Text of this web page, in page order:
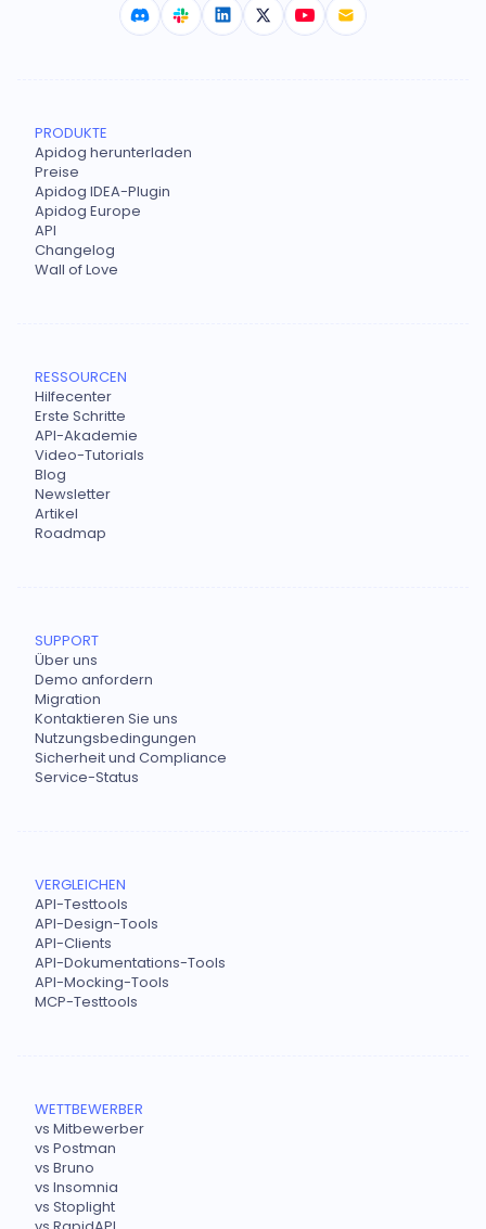
PRODUKTE
Apidog herunterladen
Preise
Apidog IDEA-Plugin
Apidog Europe
API
Changelog
Wall of Love
RESSOURCEN
Hilfecenter
Erste Schritte
API-Akademie
Video-Tutorials
Blog
Newsletter
Artikel
Roadmap
SUPPORT
Über uns
Demo anfordern
Migration
Kontaktieren Sie uns
Nutzungsbedingungen
Sicherheit und Compliance
Service-Status
VERGLEICHEN
API-Testtools
API-Design-Tools
API-Clients
API-Dokumentations-Tools
API-Mocking-Tools
MCP-Testtools
WETTBEWERBER
vs Mitbewerber
vs Postman
vs Bruno
vs Insomnia
vs Stoplight